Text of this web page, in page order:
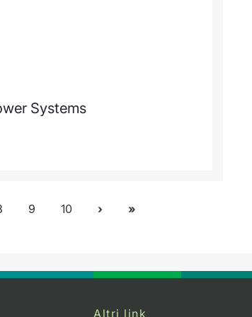
Systems
9 10
Altri link